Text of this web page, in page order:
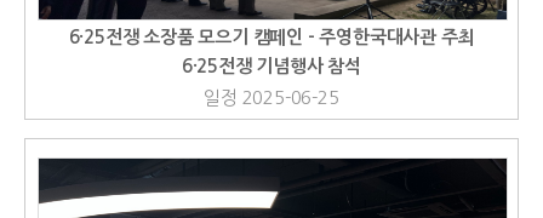
6·25전쟁 소장품 모으기 캠페인 - 주영한국대사관 주최
6·25전쟁 기념행사 참석
일정 2025-06-25